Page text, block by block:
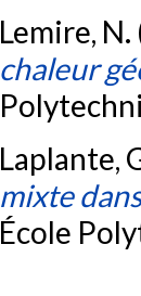
Lemire,
chaleur
Laplante,
mixte
École